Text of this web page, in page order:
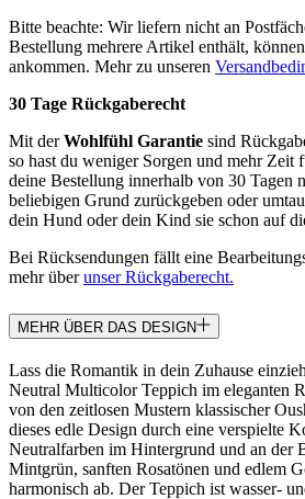
Bitte beachte: Wir liefern nicht an
Bestellung mehrere Artikel enthält,
ankommen. Mehr zu unseren
30 Tage Rückgaberecht
Mit derWohlfühl Garantie sind
so hast du weniger Sorgen und mehr Zeit
deine Bestellung innerhalb von 30 Tagen
beliebigen Grund zurückgeben oder
dein Hund oder dein Kind sie schon auf
Bei Rücksendungen fällt eine
mehr überunser Rückgaberecht.
MEHR ÜBER DAS DESIGN
Lass die Romantik in dein Zuhause
Neutral Multicolor Teppich im eleganten
von den zeitlosen Mustern klassischer
dieses edle Design durch eine verspielte
Neutralfarben im Hintergrund und an der
Mintgrün, sanften Rosatönen und edlem
harmonisch ab. Der Teppich ist wasser-